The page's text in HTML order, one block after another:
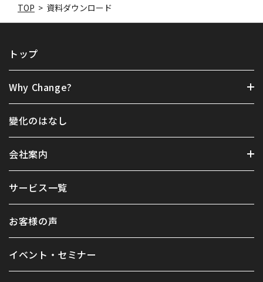
TOP > 資料ダウンロード
トップ
Why Change?
變化のはなし
会社案内
サービス一覧
お客様の声
イベント・セミナー